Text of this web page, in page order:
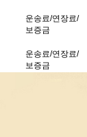
운송료/연장료/
보증금
운송료/연장료/
보증금